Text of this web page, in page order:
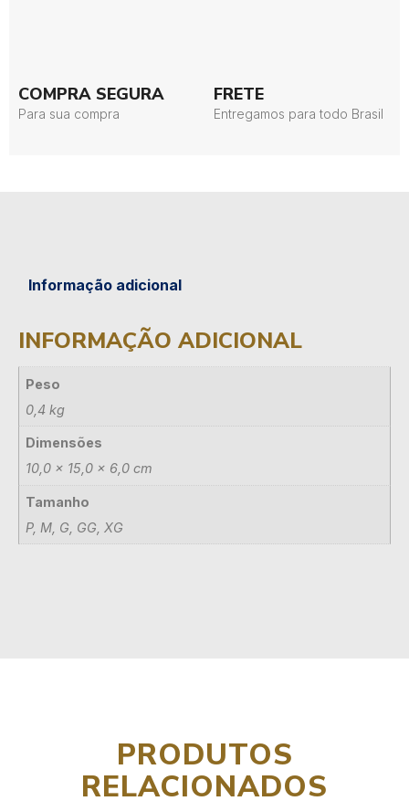
COMPRA SEGURA
Para sua compra
FRETE
Entregamos para todo Brasil
Informação adicional
INFORMAÇÃO ADICIONAL
Peso
0,4 kg
Dimensões
10,0 × 15,0 × 6,0 cm
Tamanho
P, M, G, GG, XG
PRODUTOS
RELACIONADOS